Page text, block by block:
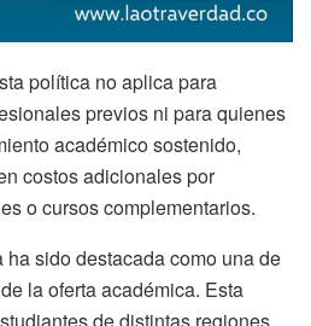
política no aplica para
previos ni para quienes
académico sostenido,
costos adicionales por
o cursos complementarios.
sido destacada como una de
la oferta académica. Esta
de distintas regiones